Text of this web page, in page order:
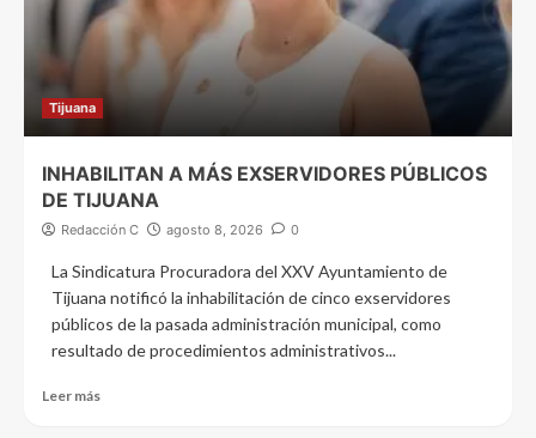
Tijuana
INHABILITAN A MÁS EXSERVIDORES PÚBLICOS
DE TIJUANA
Redacción C agosto 8, 2026 0
La Sindicatura Procuradora del XXV Ayuntamiento de
Tijuana notificó la inhabilitación de cinco exservidores
públicos de la pasada administración municipal, como
resultado de procedimientos administrativos...
Leer más